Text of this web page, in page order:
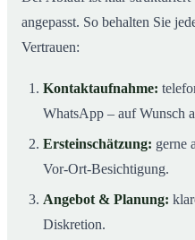
angepasst. So behalten Sie
Vertrauen:
Kontaktaufnahme:
WhatsApp – auf Wunsch
Ersteinschätzung: gerne
Vor-Ort-Besichtigung.
Angebot & Planung:
Diskretion.